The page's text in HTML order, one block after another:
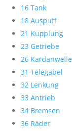
16 Tank
18 Auspuff
21 Kupplung
23 Getriebe
26 Kardanwelle
31 Telegabel
32 Lenkung
33 Antrieb
34 Bremsen
36 Räder